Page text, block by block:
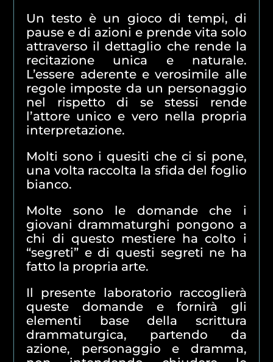
Un testo è un gioco di tempi, di
pause e di azioni e prende vita solo
attraverso il dettaglio che rende la
recitazione unica e naturale.
L’essere aderente e verosimile alle
regole imposte da un personaggio
nel rispetto di se stessi rende
l’attore unico e vero nella propria
interpretazione.
Molti sono i quesiti che ci si pone,
una volta raccolta la sfida del foglio
bianco.
Molte sono le domande che i
giovani drammaturghi pongono a
chi di questo mestiere ha colto i
“segreti” e di questi segreti ne ha
fatto la propria arte.
Il presente laboratorio raccoglierà
queste domande e fornirà gli
elementi base della scrittura
drammaturgica, partendo da
azione, personaggio e dramma,